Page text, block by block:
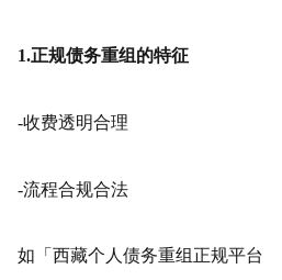
1.正规债务重组的特征
-收费透明合理
-流程合规合法
如「西藏个人债务重组正规平台